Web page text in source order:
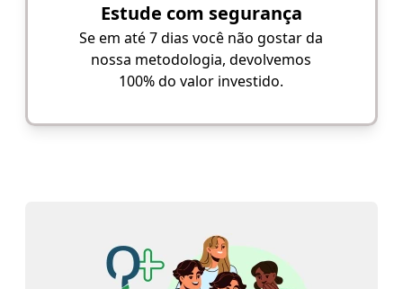
Estude com segurança
Se em até 7 dias você não gostar da
nossa metodologia, devolvemos
100% do valor investido.